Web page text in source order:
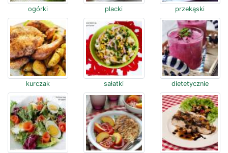
ogórki placki przekąski
kurczak sałatki dietetycznie